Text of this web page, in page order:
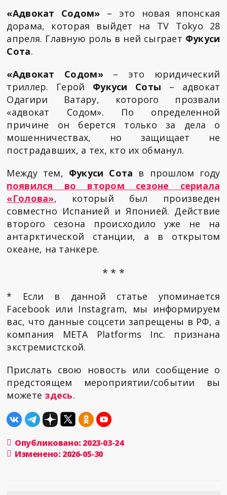
«Адвокат Содом» – это новая японская
дорама, которая выйдет на TV Tokyo 28
апреля. Главную роль в ней сыграет Фукуси
Сота.
«Адвокат Содом»– это юридический
триллер. Герой Фукуси Соты – адвокат
Одагири Ватару, которого прозвали
«адвокат Содом». По определенной
причине он берется только за дела о
мошенничествах, но защищает не
пострадавших, а тех, кто их обманул.
Между тем, Фукуси Сота в прошлом году
появился во втором сезоне сериала
«Голова», который был произведен
совместно Испанией и Японией. Действие
второго сезона происходило уже не на
антарктической станции, а в открытом
океане, на танкере.
* * *
* Если в данной статье упоминается
Facebook или Instagram, мы информируем
вас, что данные соцсети запрещены в РФ, а
компания META Platforms Inc. признана
экстремистской.
Прислать свою новость или сообщение о
предстоящем мероприятии/событии вы
можете здесь.
Опубликовано: 2023-03-24
Изменено: 2026-05-30